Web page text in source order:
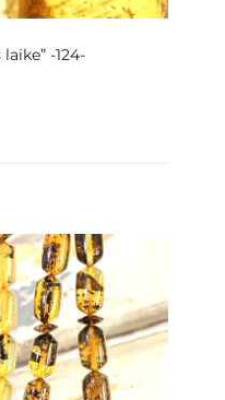
-124-